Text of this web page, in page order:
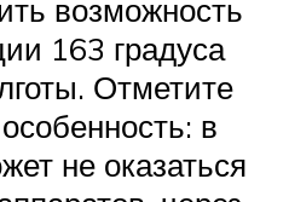
возможность
163 градуса
Отметите
в
не оказаться